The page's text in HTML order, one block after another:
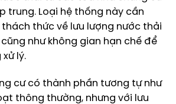
trung. Loại hệ thống này cần
thức về lưu lượng nước thải
như không gian hạn chế để
lý.
cư có thành phần tương tự như
thông thường, nhưng với lưu